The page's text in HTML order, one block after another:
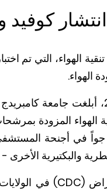
كوفيد
الهواء، التي تم
الهواء.
على سبيل المثال، في نوفمبر
الهواء المزودة
جواً في أجنحة
والبكتيرية